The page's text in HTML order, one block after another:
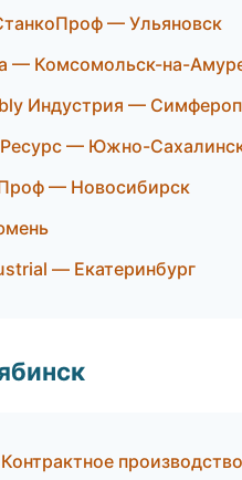
— Ульяновск
— Комсомольск-на-
Индустрия —
— Южно-
— Новосибирск
— Екатеринбург
производство